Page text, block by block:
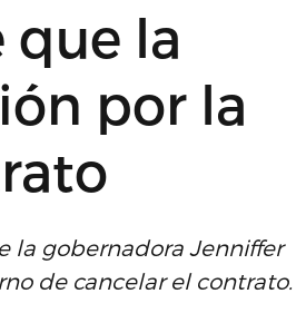
que la
por la
la gobernadora Jenniffer
de cancelar el contrato.